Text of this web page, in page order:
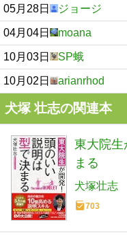
05月28日 ジョージ
04月04日 moana
10月03日 SP蛾
10月02日 arianrhod
犬塚 壮志の関連本
東大院生
まる
犬塚壮志
703